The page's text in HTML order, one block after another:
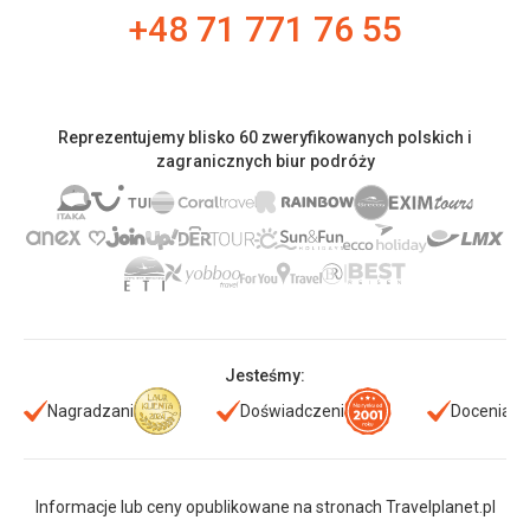
+48 71 771 76 55
Reprezentujemy blisko 60 zweryfikowanych polskich i
zagranicznych biur podróży
Jesteśmy:
Nagradzani
Doświadczeni Doceniani
Informacje lub ceny opublikowane na stronach Travelplanet.pl